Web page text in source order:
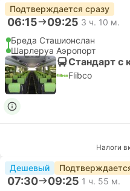
Подтверждается сразу
06:15 09:25 3 ч. 10 м.
Бреда Сташионслан
Шарлеруа Аэропорт
Стандарт с
Flibco
Налоги
Дешевый
07:30 09:25 1 ч. 55 м.